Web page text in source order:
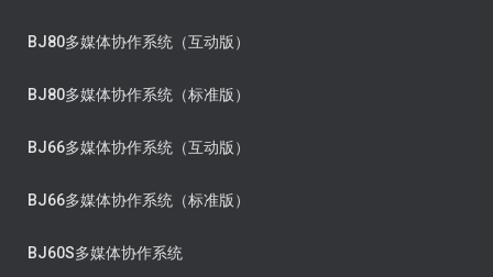
BJ80多媒体协作系统（互动版）
BJ80多媒体协作系统（标准版）
BJ66多媒体协作系统（互动版）
BJ66多媒体协作系统（标准版）
BJ60S多媒体协作系统